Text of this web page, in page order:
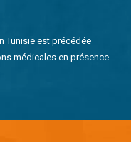
Tunisie est précédée
médicales en présence